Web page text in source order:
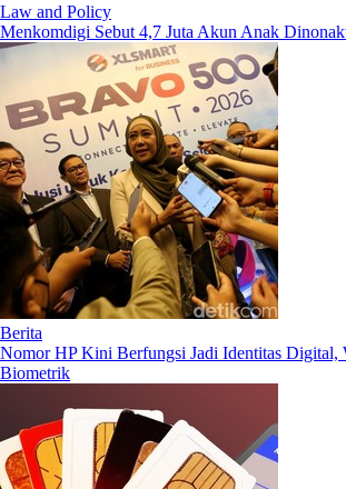
Law and Policy
Menkomdigi Sebut 4,7 Juta Akun Anak
Berita
Nomor HP Kini Berfungsi Jadi Identitas Digital,
Biometrik